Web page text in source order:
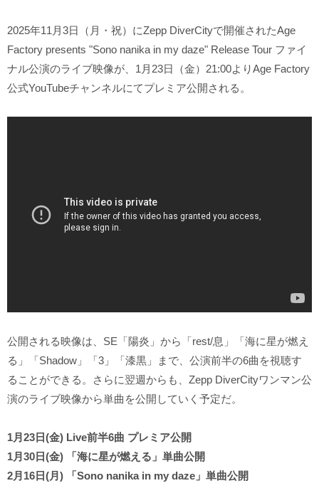
2025年11月3日（月・祝）にZepp DiverCityで開催されたAge
Factory presents "Sono nanika in my daze" Release Tour ファイ
ナル公演のライブ映像が、1月23日（金）21:00よりAge Factory
公式YouTubeチャンネルにてプレミア公開される。
公開される映像は、SE「陽炎」から「rest/息」「海に星が燃え
る」「Shadow」「3」「漆黒」まで、公演前半の6曲を視聴す
ることができる。さらに翌週からも、Zepp DiverCityワンマン公
演のライブ映像から単曲を公開していく予定だ。
1月23日(金) Live前半6曲 プレミア公開
1月30日(金) 「海に星が燃える」単曲公開
2月16日(月) 「Sono nanika in my daze」単曲公開